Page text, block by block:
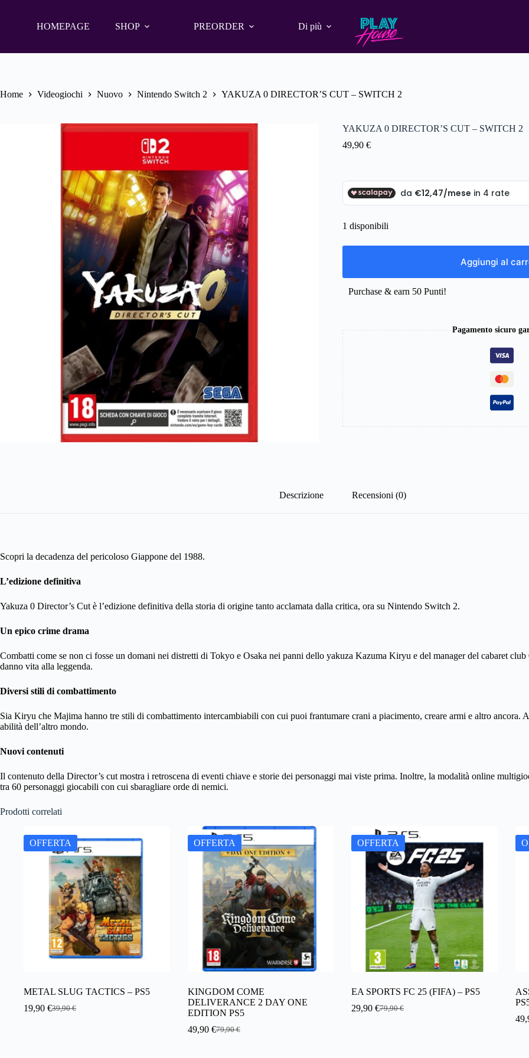
HOMEPAGE SHOP PREORDER Di più
Home Videogiochi Nuovo Nintendo Switch 2 YAKUZA 0 DIRECTOR’S CUT – SWITCH 2
YAKUZA 0 DIRECTOR’S CUT – SWITCH 2
49,90 €
1 disponibili
Aggiungi al
Purchase & earn 50 Punti!
Pagamento sicuro
Descrizione Recensioni (0)
Scopri la decadenza del pericoloso Giappone del 1988.
L’edizione definitiva
Yakuza 0 Director’s Cut è l’edizione definitiva della storia di origine tanto acclamata dalla critica, ora su Nintendo Switch 2.
Un epico crime drama
Combatti come se non ci fosse un domani nei distretti di Tokyo e Osaka nei panni dello yakuza Kazuma Kiryu e del manager del cabaret
danno vita alla leggenda.
Diversi stili di combattimento
Sia Kiryu che Majima hanno tre stili di combattimento intercambiabili con cui puoi frantumare crani a piacimento, creare armi e altro ancora.
abilità dell’altro mondo.
Nuovi contenuti
Il contenuto della Director’s cut mostra i retroscena di eventi chiave e storie dei personaggi mai viste prima. Inoltre, la modalità online
tra 60 personaggi giocabili con cui sbaragliare orde di nemici.
Prodotti correlati
OFFERTA
METAL SLUG TACTICS – PS5
39,90€
Il
19,90 €Il
OFFERTA
KINGDOM COME
DELIVERANCE 2 DAY ONE
EDITION PS5
79,90€
Il
49,90 €Il
OFFERTA
EA SPORTS FC 25 (FIFA) – PS5
79,90€
Il
29,90 €Il